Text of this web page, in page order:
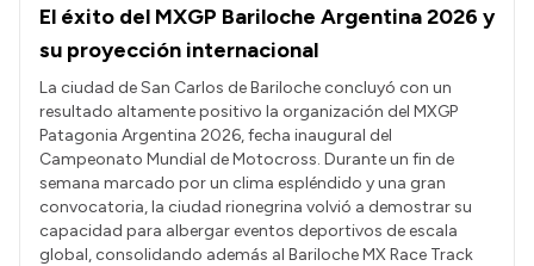
El éxito del MXGP Bariloche Argentina 2026 y
su proyección internacional
La ciudad de San Carlos de Bariloche concluyó con un
resultado altamente positivo la organización del MXGP
Patagonia Argentina 2026, fecha inaugural del
Campeonato Mundial de Motocross. Durante un fin de
semana marcado por un clima espléndido y una gran
convocatoria, la ciudad rionegrina volvió a demostrar su
capacidad para albergar eventos deportivos de escala
global, consolidando además al Bariloche MX Race Track